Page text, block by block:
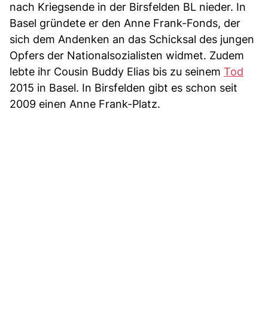
nach Kriegsende in der Birsfelden BL nieder. In
Basel gründete er den Anne Frank-Fonds, der
sich dem Andenken an das Schicksal des jungen
Opfers der Nationalsozialisten widmet. Zudem
lebte ihr Cousin Buddy Elias bis zu seinem Tod
2015 in Basel. In Birsfelden gibt es schon seit
2009 einen Anne Frank-Platz.